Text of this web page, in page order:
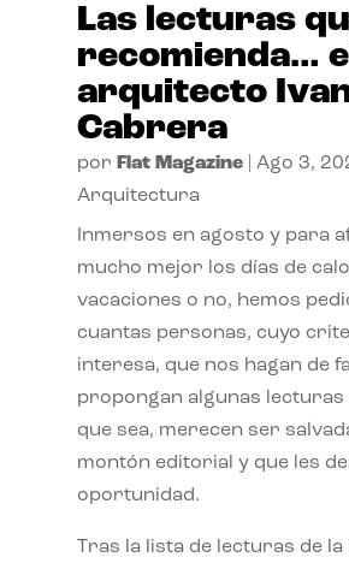
Las lecturas
recomienda…
arquitecto
Cabrera
por Flat Magazine| Ago 3,
Arquitectura
Inmersos en agosto y para
mucho mejor los días de
vacaciones o no, hemos
cuantas personas, cuyo
interesa, que nos hagan de
propongan algunas lecturas
que sea, merecen ser
montón editorial y que les
oportunidad.
Tras la lista de lecturas de